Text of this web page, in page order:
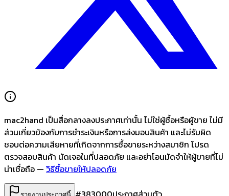
mac2hand เป็นสื่อกลางลงประกาศเท่านั้น ไม่ใช่ผู้ซื้อหรือผู้ขาย ไม่มี
ส่วนเกี่ยวข้องกับการชำระเงินหรือการส่งมอบสินค้า และไม่รับผิด
ชอบต่อความเสียหายที่เกิดจากการซื้อขายระหว่างสมาชิก โปรด
ตรวจสอบสินค้า นัดเจอในที่ปลอดภัย และอย่าโอนมัดจำให้ผู้ขายที่ไม่
น่าเชื่อถือ — วิธีซื้อขายให้ปลอดภัย